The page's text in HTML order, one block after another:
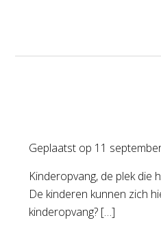
Geplaatst op 11
Kinderopvang, de plek die
De kinderen kunnen zich
kinderopvang? […]